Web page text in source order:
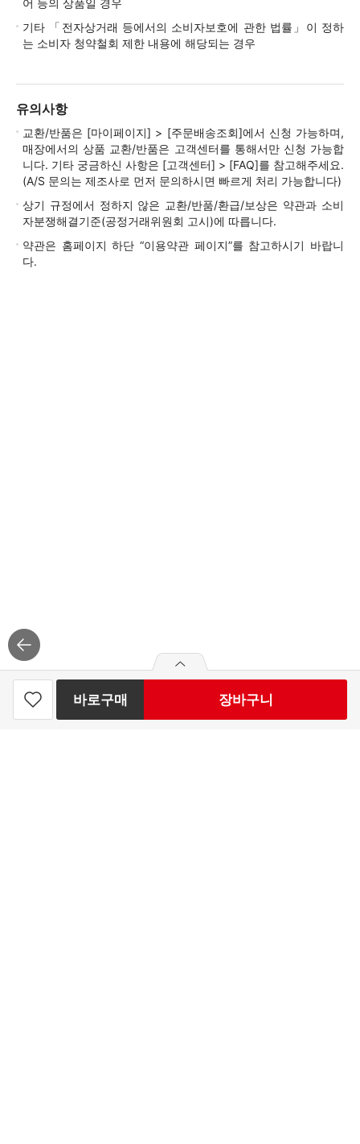
기타 「전자상거래 등에서의 소비자보호에 관한 법률」이 정하
는 소비자 청약철회 제한 내용에 해당되는 경우
유의사항
교환/반품은 [마이페이지] > [주문배송조회]에서 신청 가능하며,
매장에서의 상품 교환/반품은 고객센터를 통해서만 신청 가능합
니다. 기타 궁금하신 사항은 [고객센터] > [FAQ]를 참고해주세요.
(A/S 문의는 제조사로 먼저 문의하시면 빠르게 처리 가능합니다)
상기 규정에서 정하지 않은 교환/반품/환급/보상은 약관과 소비
자분쟁해결기준(공정거래위원회 고시)에 따릅니다.
약관은 홈페이지 하단 “이용약관 페이지”를 참고하시기 바랍니
다.
simplus 듀럼밀 스파게티 1KG
바로구매 장바구니